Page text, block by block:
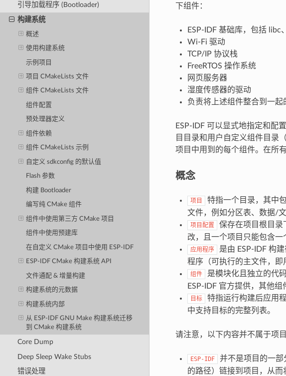
引导加载程序 (Bootloader)
构建系统
概述
使用构建系统
示例项目
项目 CMakeLists 文件
组件 CMakeLists 文件
组件配置
预处理器定义
组件依赖
组件 CMakeLists 示例
自定义 sdkconfig 的默认值
Flash 参数
构建 Bootloader
编写纯 CMake 组件
组件中使用第三方 CMake 项目
组件中使用预建库
在自定义 CMake 项目中使用 ESP-IDF
ESP-IDF CMake 构建系统 API
文件通配 & 增量构建
构建系统的元数据
构建系统内部
从 ESP-IDF GNU Make 构建系统迁移
到 CMake 构建系统
Core Dump
Deep Sleep Wake Stubs
错误处理
下组件：
ESP-IDF 基础库，包括 libc
Wi-Fi 驱动
TCP/IP 协议栈
FreeRTOS 操作系统
网页服务器
湿度传感器的驱动
负责将上述组件整合到一起
ESP-IDF 可以显式地指定和配
目目录和用户自定义组件目录
项目中用到的每个组件。在所
概念
项目
特指一个目录，其中
文件，例如分区表、数据/
项目配置 保存在项目根目录
改，且一个项目只能包含一
应用程序
是由 ESP-IDF 构
程序（可执行的主文件，即
组件
是模块化且独立的代
ESP-IDF 官方提供，其他组
目标 特指运行构建后应用
中支持目标的完整列表。
请注意，以下内容并不属于项
ESP-IDF 并不是项目的一部
的路径）链接到项目，从而